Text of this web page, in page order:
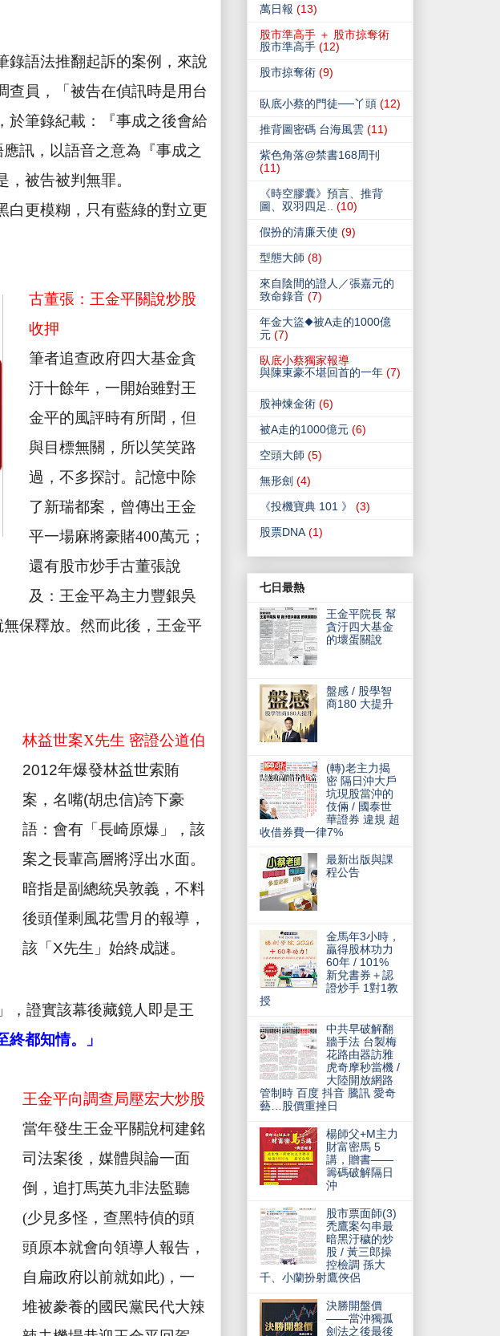
錄語法推翻起訴的案例，來說
查員，「被告在偵訊時是用台
於筆錄紀載：『事成之後會給
應訊，以語音之意為『事成之
被告被判無罪。
白更模糊，只有藍綠的對立更
古董張：王金平關說炒股
收押
筆者追查政府四大基金貪
汙十餘年，一開始雖對王
金平的風評時有所聞，但
與目標無關，所以笑笑路
過，不多探討。記憶中除
了新瑞都案，曾傳出王金
平一場麻將豪賭400萬元；
還有股市炒手古董張說
及：王金平為主力豐銀吳
保釋放。然而此後，王金平
林益世案X先生 密證公道伯
2012年爆發林益世索賄
案，名嘴(胡忠信)誇下豪
語：會有「長崎原爆」，該
案之長輩高層將浮出水面。
暗指是副總統吳敦義，不料
後頭僅剩風花雪月的報導，
該「 X先生」始終成謎。
，證實該幕後藏鏡人即是王
終都知情。」
王金平向調查局壓宏大炒股
當年發生王金平關說柯建銘
司法案後，媒體與論一面
倒，追打馬英九非法監聽
(少見多怪，查黑特偵的頭
頭原本就會向領導人報告，
自扁政府以前就如此) ，一
堆被豢養的國民黨民代大辣
萬日報 (13)
股市準高手 ＋ 股市掠奪術
股市準高手 (12)
股市掠奪術 (9)
臥底小蔡的門徒──丫頭 (12)
推背圖密碼 台海風雲 (11)
紫色角落@禁書168周刊
(11)
《時空膠囊》預言、推背
圖、双羽四足..
(10)
假扮的清廉天使 (9)
型態大師 (8)
來自陰間的證人／張嘉元的
致命錄音 (7)
年金大盜◆被A走的1000億
元 (7)
臥底小蔡獨家報導
與陳東豪不堪回首的一年 (7)
股神煉金術 (6)
被A走的1000億元 (6)
空頭大師 (5)
無形劍 (4)
《投機寶典 101 》
(3)
股票DNA (1)
七日最熱
王金平院長 幫
貪汙四大基金
的壞蛋關說
盤感 / 股學智
商180 大提升
(轉)老主力揭
密 隔日沖大戶
坑現股當沖的
伎倆 / 國泰世
華證券 違規 超
收借券費一律7%
最新出版與課
程公告
金馬年3小時，
贏得股林功力
60年 / 101%
新兌書券＋認
證炒手 1對1教
授
中共早破解翻
牆手法 台製梅
花路由器訪雅
虎奇摩秒當機 /
大陸開放網路
管制時 百度 抖音 騰訊 愛奇
藝…股價重挫日
楊師父+M主力
財富密馬 5
講，贈書——
籌碼破解隔日
沖
股市票面師(3)
禿鷹案勾串最
暗黑汙穢的炒
股 / 黃三郎操
控檢調 孫大
千、小蘭扮射鷹俠侶
決勝開盤價
——當沖獨孤
劍法之後最後